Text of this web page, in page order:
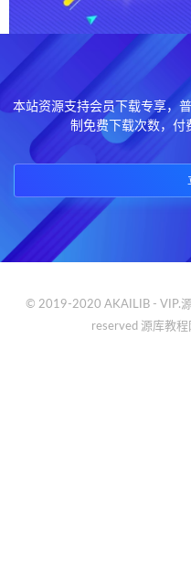
本站资源支持会员下载专享，
制免费下载次数，付
© 2019-2020 AKAILIB - VIP.
reserved 源库教程